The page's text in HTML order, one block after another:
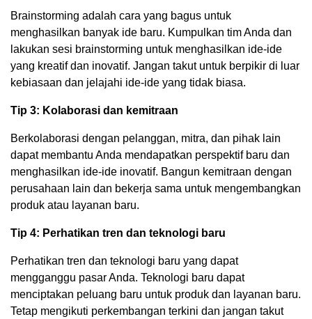
Brainstorming adalah cara yang bagus untuk
menghasilkan banyak ide baru. Kumpulkan tim Anda dan
lakukan sesi brainstorming untuk menghasilkan ide-ide
yang kreatif dan inovatif. Jangan takut untuk berpikir di luar
kebiasaan dan jelajahi ide-ide yang tidak biasa.
Tip 3: Kolaborasi dan kemitraan
Berkolaborasi dengan pelanggan, mitra, dan pihak lain
dapat membantu Anda mendapatkan perspektif baru dan
menghasilkan ide-ide inovatif. Bangun kemitraan dengan
perusahaan lain dan bekerja sama untuk mengembangkan
produk atau layanan baru.
Tip 4: Perhatikan tren dan teknologi baru
Perhatikan tren dan teknologi baru yang dapat
mengganggu pasar Anda. Teknologi baru dapat
menciptakan peluang baru untuk produk dan layanan baru.
Tetap mengikuti perkembangan terkini dan jangan takut